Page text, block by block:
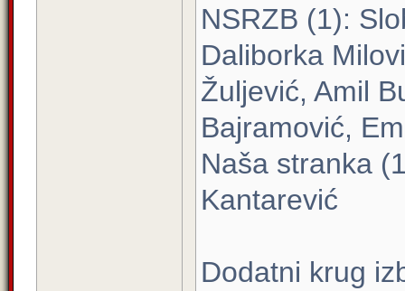
NSRZB (1):
Daliborka
Žuljević, Amil
Bajramović,
Naša stranka
Kantarević
Dodatni krug